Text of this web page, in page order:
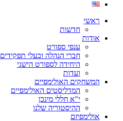
ראשי
חדשות
אודות
ענפי ספורט
חברי הנהלה ובעלי תפקידים
היחידה לספורט הישגי
ועדות
המשחקים האולימפיים
המדליסטים האולימפיים
י"א חללי מינכן
ההיסטוריה שלנו
אולימפיזם